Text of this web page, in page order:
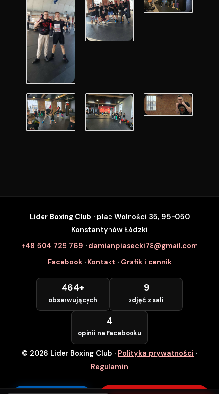
SZYBKI ZAPIS
Zapisz się na wybrane zajęcia
Numer Telefonu *
POTWIERDZAM — WCHODZĘ ZA
DARMO
Lider Boxing Club · plac Wolności 35, 95-050
Konstantynów Łódzki
+48 504 729 769 · damianpiasecki78@gmail.com
Facebook· Kontakt · Grafik i cennik
464+
obserwujących
9
zdjęć z sali
4
opinii na Facebooku
© 2026 Lider Boxing Club · Polityka prywatności ·
Regulamin